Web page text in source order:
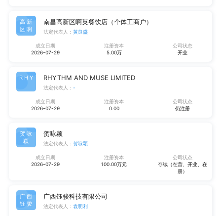
高新
区啊
南昌高新区啊英餐饮店（个体工商户）
法定代表人： 黄良盛
成立日期
2026-07-29
注册资本
5.00万
公司状态
开业
RHYT RHYTHM AND MUSE LIMITED
法定代表人： -
成立日期
2026-07-29
注册资本
0.00
公司状态
仍注册
贺咏
颖
贺咏颖
法定代表人： 贺咏颖
成立日期
2026-07-29
注册资本
100.00万元
公司状态
存续（在营、开业、在
册）
广西
钰骏
广西钰骏科技有限公司
法定代表人： 袁明利